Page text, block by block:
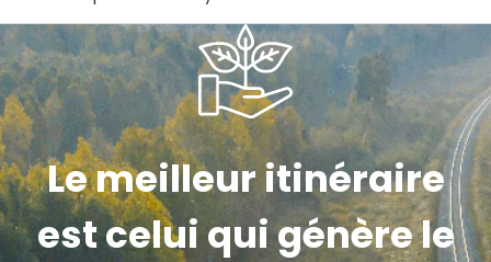
Le meilleur itinéraire
est celui qui génère le